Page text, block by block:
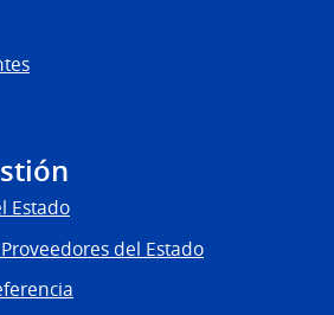
Estado
del Estado